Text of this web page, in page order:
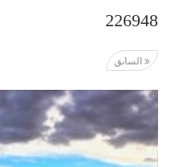
226948
السابق